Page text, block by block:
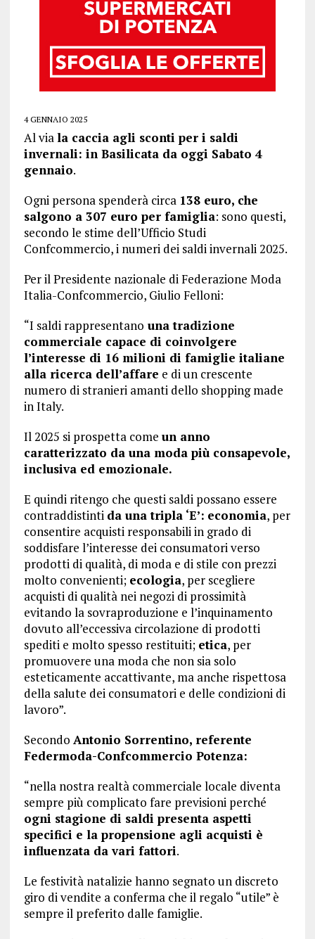
4 GENNAIO 2025
Al viala caccia agli sconti per i saldi
invernali: in Basilicata da oggi Sabato 4
gennaio.
Ogni persona spenderà circa 138 euro, che
salgono a 307 euro per famiglia: sono questi,
secondo le stime dell’Ufficio Studi
Confcommercio, i numeri dei saldi invernali 2025.
Per il Presidente nazionale di Federazione Moda
Italia-Confcommercio, Giulio Felloni:
“I saldi rappresentano una tradizione
commerciale capace di coinvolgere
l’interesse di 16 milioni di famiglie italiane
alla ricerca dell’affare e di un crescente
numero di stranieri amanti dello shopping made
in Italy.
Il 2025 si prospetta come un anno
caratterizzato da una moda più consapevole,
inclusiva ed emozionale.
E quindi ritengo che questi saldi possano essere
contraddistinti da una tripla ‘E’: economia, per
consentire acquisti responsabili in grado di
soddisfare l’interesse dei consumatori verso
prodotti di qualità, di moda e di stile con prezzi
molto convenienti; ecologia, per scegliere
acquisti di qualità nei negozi di prossimità
evitando la sovraproduzione e l’inquinamento
dovuto all’eccessiva circolazione di prodotti
spediti e molto spesso restituiti; etica, per
promuovere una moda che non sia solo
esteticamente accattivante, ma anche rispettosa
della salute dei consumatori e delle condizioni di
lavoro”.
Secondo Antonio Sorrentino, referente
Federmoda-Confcommercio Potenza:
“nella nostra realtà commerciale locale diventa
sempre più complicato fare previsioni perché
ogni stagione di saldi presenta aspetti
specifici e la propensione agli acquisti è
influenzata da vari fattori.
Le festività natalizie hanno segnato un discreto
giro di vendite a conferma che il regalo “utile” è
sempre il preferito dalle famiglie.